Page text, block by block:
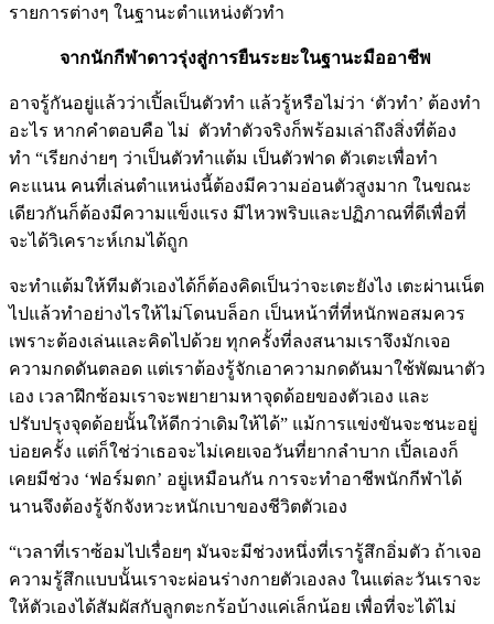
รายการต่างๆ ในฐานะตำแหน่งตัวทำ
จากนักกีฬาดาวรุ่งสู่การยืนระยะในฐานะมืออาชีพ
อาจรู้กันอยู่แล้วว่าเปิ้ลเป็นตัวทำ แล้วรู้หรือไม่ว่า ‘ตัวทำ’ ต้องทำ
อะไร หากคำตอบคือ ไม่ ตัวทำตัวจริงก็พร้อมเล่าถึงสิ่งที่ต้อง
ทำ “เรียกง่ายๆ ว่าเป็นตัวทำแต้ม เป็นตัวฟาด ตัวเตะเพื่อทำ
คะแนน คนที่เล่นตำแหน่งนี้ต้องมีความอ่อนตัวสูงมาก ในขณะ
เดียวกันก็ต้องมีความแข็งแรง มีไหวพริบและปฏิภาณที่ดีเพื่อที่
จะได้วิเคราะห์เกมได้ถูก
จะทำแต้มให้ทีมตัวเองได้ก็ต้องคิดเป็นว่าจะเตะยังไง เตะผ่านเน็ต
ไปแล้วทำอย่างไรให้ไม่โดนบล็อก เป็นหน้าที่ที่หนักพอสมควร
เพราะต้องเล่นและคิดไปด้วย ทุกครั้งที่ลงสนามเราจึงมักเจอ
ความกดดันตลอด แต่เราต้องรู้จักเอาความกดดันมาใช้พัฒนาตัว
เอง เวลาฝึกซ้อมเราจะพยายามหาจุดด้อยของตัวเอง และ
ปรับปรุงจุดด้อยนั้นให้ดีกว่าเดิมให้ได้” แม้การแข่งขันจะชนะอยู่
บ่อยครั้ง แต่ก็ใช่ว่าเธอจะไม่เคยเจอวันที่ยากลำบาก เปิ้ลเองก็
เคยมีช่วง ‘ฟอร์มตก’ อยู่เหมือนกัน การจะทำอาชีพนักกีฬาได้
นานจึงต้องรู้จักจังหวะหนักเบาของชีวิตตัวเอง
“เวลาที่เราซ้อมไปเรื่อยๆ มันจะมีช่วงหนึ่งที่เรารู้สึกอิ่มตัว ถ้าเจอ
ความรู้สึกแบบนั้นเราจะผ่อนร่างกายตัวเองลง ในแต่ละวันเราจะ
ให้ตัวเองได้สัมผัสกับลูกตะกร้อบ้างแค่เล็กน้อย เพื่อที่จะได้ไม่